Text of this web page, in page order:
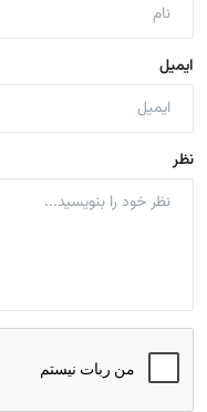
ایمیل
نظر